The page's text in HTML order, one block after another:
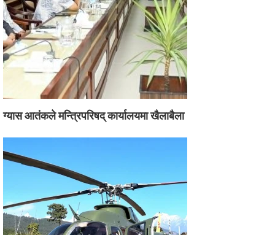
ग्यास आतंकले मन्त्रिपरिषद् कार्यालयमा खैलाबैला